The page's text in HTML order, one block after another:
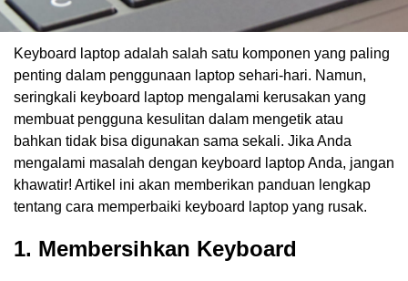
Keyboard laptop adalah salah satu komponen yang paling
penting dalam penggunaan laptop sehari-hari. Namun,
seringkali keyboard laptop mengalami kerusakan yang
membuat pengguna kesulitan dalam mengetik atau
bahkan tidak bisa digunakan sama sekali. Jika Anda
mengalami masalah dengan keyboard laptop Anda, jangan
khawatir! Artikel ini akan memberikan panduan lengkap
tentang cara memperbaiki keyboard laptop yang rusak.
1. Membersihkan Keyboard